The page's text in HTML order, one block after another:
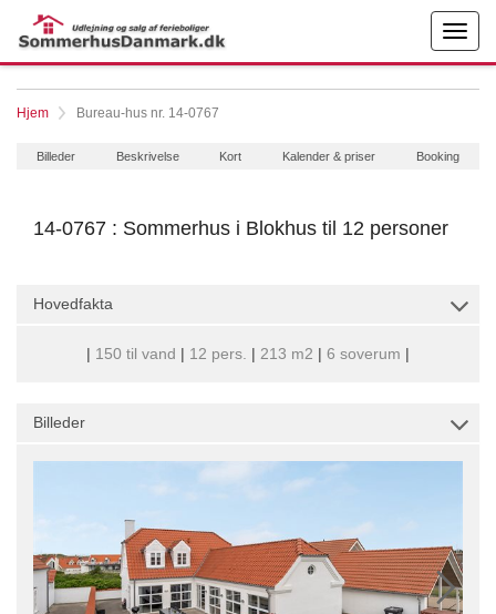
Hjem Bureau-hus nr. 14-0767
Billeder Beskrivelse Kort Kalender & priser Booking
14-0767 : Sommerhus i Blokhus til 12 personer
Hovedfakta
| 150 til vand | 12 pers. | 213 m2 | 6 soverum |
Billeder